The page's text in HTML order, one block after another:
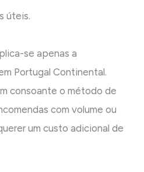
úteis.
se apenas a
Portugal Continental.
consoante o método de
com volume ou
um custo adicional de